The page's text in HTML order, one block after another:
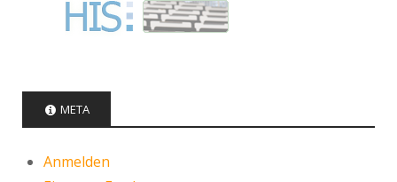
META
Anmelden